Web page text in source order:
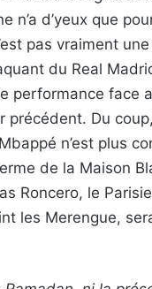
n’a d’yeux que
pas vraiment
du Real
performance face
précédent. Du
n’est plus
de la Maison
Roncero, le
les Merengue,